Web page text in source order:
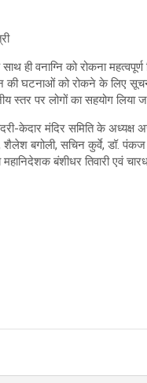
वनाग्नि को रोकना महत्वपूर्ण
की घटनाओं को रोकने के लिए
स्तर पर लोगों का सहयोग लिया
केदार मंदिर समिति के
बगोली, सचिन कुर्वे, डॉ. पंकज
बंशीधर तिवारी एवं